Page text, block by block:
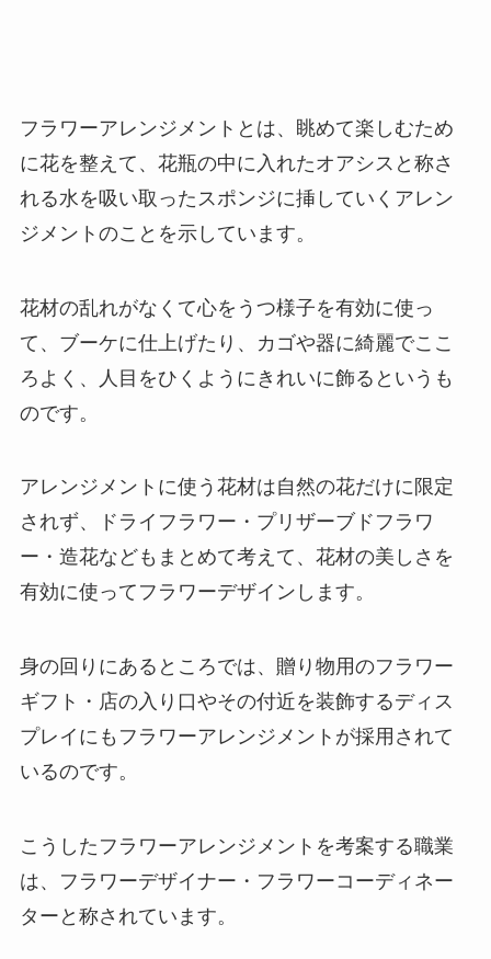
フラワーアレンジメントとは、眺めて楽しむため
に花を整えて、花瓶の中に入れたオアシスと称さ
れる水を吸い取ったスポンジに挿していくアレン
ジメントのことを示しています。
花材の乱れがなくて心をうつ様子を有効に使っ
て、ブーケに仕上げたり、カゴや器に綺麗でここ
ろよく、人目をひくようにきれいに飾るというも
のです。
アレンジメントに使う花材は自然の花だけに限定
されず、ドライフラワー・プリザーブドフラワ
ー・造花などもまとめて考えて、花材の美しさを
有効に使ってフラワーデザインします。
身の回りにあるところでは、贈り物用のフラワー
ギフト・店の入り口やその付近を装飾するディス
プレイにもフラワーアレンジメントが採用されて
いるのです。
こうしたフラワーアレンジメントを考案する職業
は、フラワーデザイナー・フラワーコーディネー
ターと称されています。